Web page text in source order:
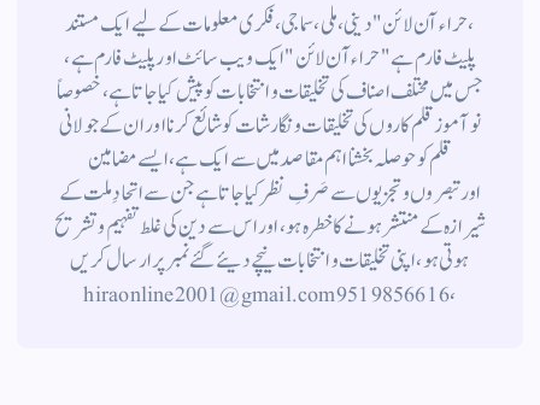
،حراء آن لائن" دینی ، ملی ، سماجی ، فکری معلومات کے لیے ایک مستند
پلیٹ فارم ہے " حراء آن لائن " ایک ویب سائٹ اور پلیٹ فارم ہے ،
جس میں مختلف اصناف کی تخلیقات و انتخابات کو پیش کیا جاتا ہے ، خصوصاً
نوآموز قلم کاروں کی تخلیقات و نگارشات کو شائع کرنا اور ان کے جولانی
قلم کوحوصلہ بخشنا اہم مقاصد میں سے ایک ہے ، ایسے مضامین
اورتبصروں وتجزیوں سے صَرفِ نظر کیا جاتاہے جن سے اتحادِ ملت کے
شیرازہ کے منتشر ہونے کاخطرہ ہو ، اور اس سے دین کی غلط تفہیم وتشریح
ہوتی ہو، اپنی تخلیقات و انتخابات نیچے دیئے گئے نمبر پر ارسال کریں
، 9519856616 hiraonline2001@gmail.com